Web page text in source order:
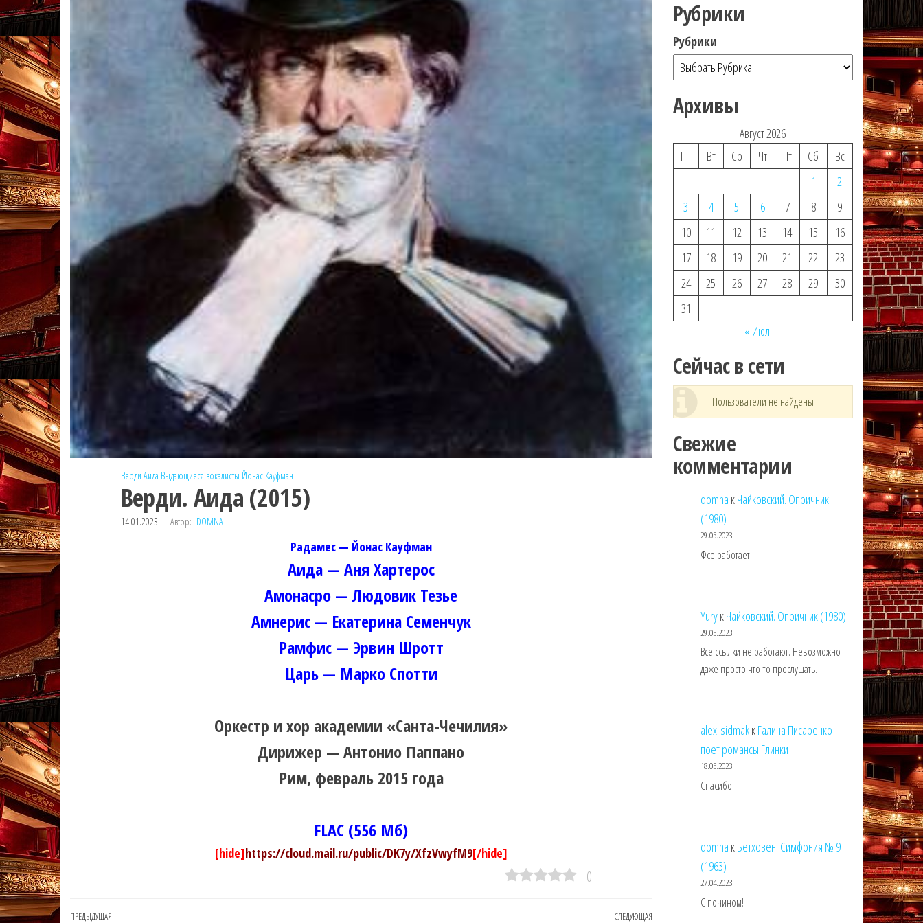
Верди Аида Выдающиеся вокалисты Йонас Кауфман
Верди. Аида (2015)
14.01.2023 Автор: DOMNA
Радамес — Йонас Кауфман
Аида — Аня Хартерос
Амонасро — Людовик Тезье
Амнерис — Екатерина Семенчук
Рамфис — Эрвин Шротт
Царь — Марко Спотти
Оркестр и хор академии «Санта-Чечилия»
Дирижер — Антонио Паппано
Рим, февраль 2015 года
FLAC (556 Мб)
[hide]https://cloud.mail.ru/public/DK7y/XfzVwyfM9[/hide]
0
Предыдущая
ПРЕДЫДУЩАЯ Следующая
СЛЕДУЮЩАЯ
Рубрики
Рубрики
Архивы
Август 2026
Пн
Вт Ср Чт Пт Сб
Вс
1
2
3
4 5 6 7 8
9
10
11 12 13 14 15
16
17
18 19 20 21 22
23
24
25 26 27 28 29
30
31
« Июл
Сейчас в сети
Пользователи не найдены
Свежие
комментарии
domna кЧайковский. Опричник
(1980)
29.05.2023
Фсе работает.
YuryкЧайковский. Опричник (1980)
29.05.2023
Все ссылки не работают. Невозможно
даже просто что-то прослушать.
alex-sidmakкГалина Писаренко
поет романсы Глинки
18.05.2023
Спасибо!
domna кБетховен. Симфония № 9
(1963)
27.04.2023
С почином!